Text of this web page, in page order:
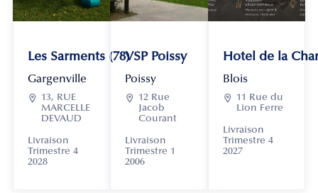
Les Sarments (78)
Gargenville
 13, RUE
MARCELLE
DEVAUD
Livraison
Trimestre 4
2028
VSP Poissy
Poissy
 12 Rue
Jacob
Courant
Livraison
Trimestre 1
2006
Hotel de la
Blois
 11 Rue du
Lion Ferre
Livraison
Trimestre 4
2027